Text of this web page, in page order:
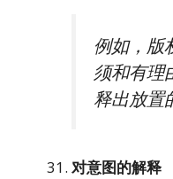
例如，版
须和有理
释出放置
对意图的解释